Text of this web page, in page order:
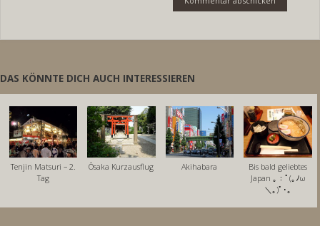
DAS KÖNNTE DICH AUCH INTERESSIEREN
Tenjin Matsuri – 2.
Tag
Ôsaka Kurzausflug Akihabara
Bis bald geliebtes
Japan ｡：ﾟ(｡ﾉω
＼｡)ﾟ･｡